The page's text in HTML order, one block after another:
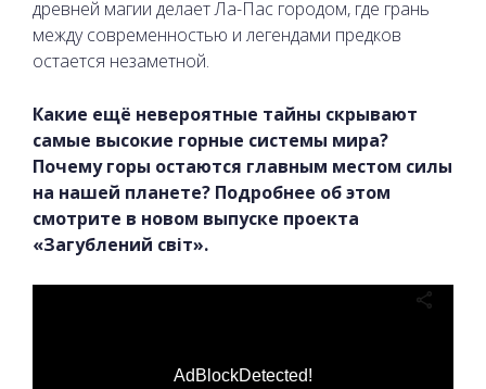
древней магии делает Ла-Пас городом, где грань
между современностью и легендами предков
остается незаметной.
Какие ещё невероятные тайны скрывают
самые высокие горные системы мира?
Почему горы остаются главным местом силы
на нашей планете? Подробнее об этом
смотрите в новом выпуске проекта
«Загублений світ».
AdBlockDetected!